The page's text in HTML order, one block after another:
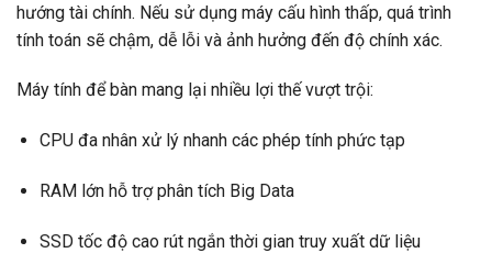
hướng tài chính. Nếu sử dụng máy cấu hình thấp, quá trình
tính toán sẽ chậm, dễ lỗi và ảnh hưởng đến độ chính xác.
Máy tính để bàn mang lại nhiều lợi thế vượt trội:
CPU đa nhân xử lý nhanh các phép tính phức tạp
RAM lớn hỗ trợ phân tích Big Data
SSD tốc độ cao rút ngắn thời gian truy xuất dữ liệu